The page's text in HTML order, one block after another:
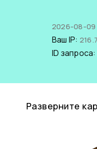
2026-08-09
Ваш IP:
ID запроса:
Разверните